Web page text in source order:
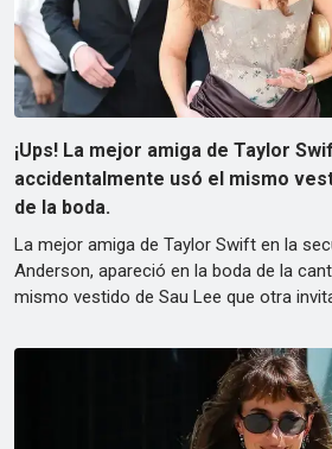
¡Ups! La mejor amiga de Taylor
accidentalmente usó el mismo
de la boda.
La mejor amiga de Taylor Swift en la
Anderson, apareció en la boda de la
mismo vestido de Sau Lee que otra